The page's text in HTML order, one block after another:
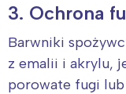
3. Ochrona
Barwniki
z emalii i akrylu,
porowate fugi